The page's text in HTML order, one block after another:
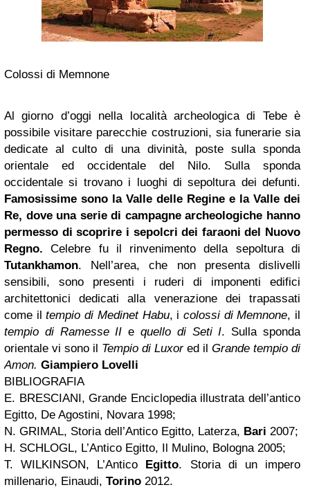
Colossi di Memnone
Al giorno d’oggi nella località archeologica di Tebe è
possibile visitare parecchie costruzioni, sia funerarie sia
dedicate al culto di una divinità, poste sulla sponda
orientale ed occidentale del Nilo. Sulla sponda
occidentale si trovano i luoghi di sepoltura dei defunti.
Famosissime sono la Valle delle Regine e la Valle dei
Re, dove una serie di campagne archeologiche hanno
permesso di scoprire i sepolcri dei faraoni del Nuovo
Regno. Celebre fu il rinvenimento della sepoltura di
Tutankhamon. Nell’area, che non presenta dislivelli
sensibili, sono presenti i ruderi di imponenti edifici
architettonici dedicati alla venerazione dei trapassati
come iltempio di Medinet Habu, i colossi di Memnone, il
tempio di Ramesse II equello di Seti I. Sulla sponda
orientale vi sono il Tempio di Luxor ed il Grande tempio di
Amon. Giampiero Lovelli
BIBLIOGRAFIA
E. BRESCIANI, Grande Enciclopedia illustrata dell’antico
Egitto, De Agostini, Novara 1998;
N. GRIMAL, Storia dell’Antico Egitto, Laterza, Bari 2007;
H. SCHLOGL, L’Antico Egitto, Il Mulino, Bologna 2005;
T. WILKINSON, L’Antico Egitto. Storia di un impero
millenario, Einaudi, Torino 2012.